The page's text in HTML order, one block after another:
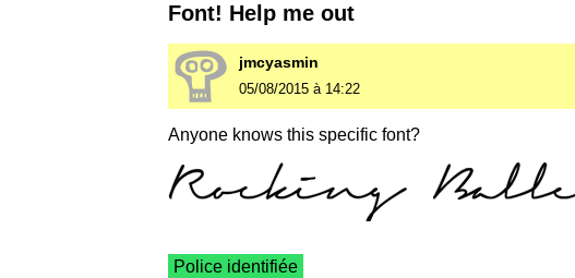
Font! Help me out
jmcyasmin
05/08/2015 à 14:22
Anyone knows this specific font?
Police identifiée